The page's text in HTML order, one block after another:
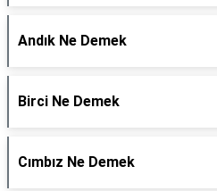
Andık Ne Demek
Birci Ne Demek
Cımbız Ne Demek